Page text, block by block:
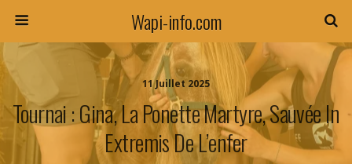
Wapi-info.com
11 Juillet 2025
Tournai : Gina, La Ponette Martyre, Sauvée In
Extremis De L’enfer